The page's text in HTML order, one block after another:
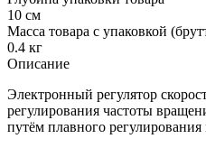
10 см
Масса товара с упаковкой
0.4 кг
Описание
Электронный регулятор
регулирования частоты
путём плавного регулирования